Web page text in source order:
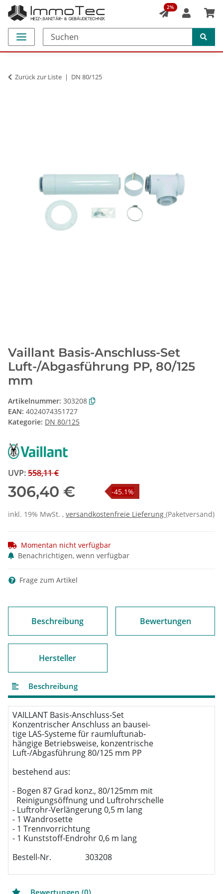
2%
Zurück zur Liste DN 80/125
Vaillant Basis-Anschluss-Set
Luft-/Abgasführung PP, 80/125
mm
Artikelnummer: 303208
EAN: 4024074351727
Kategorie: DN 80/125
UVP:558,11 €
-45.1%
306,40 €
inkl. 19% MwSt. , versandkostenfreie Lieferung (Paketversand)
Momentan nicht verfügbar
Benachrichtigen, wenn verfügbar
Frage zum Artikel
Beschreibung Bewertungen
Hersteller
Beschreibung
VAILLANT Basis-Anschluss-Set
Konzentrischer Anschluss an bausei-
tige LAS-Systeme für raumluftunab-
hängige Betriebsweise, konzentrische
Luft-/Abgasführung 80/125 mm PP
bestehend aus:
- Bogen 87 Grad konz., 80/125mm mit
  Reinigungsöffnung und Luftrohrschelle
- Luftrohr-Verlängerung 0,5 m lang
- 1 Wandrosette
- 1 Trennvorrichtung
- 1 Kunststoff-Endrohr 0,6 m lang
Bestell-Nr.                 303208